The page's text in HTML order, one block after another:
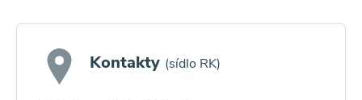
Kontakty (sídlo RK)